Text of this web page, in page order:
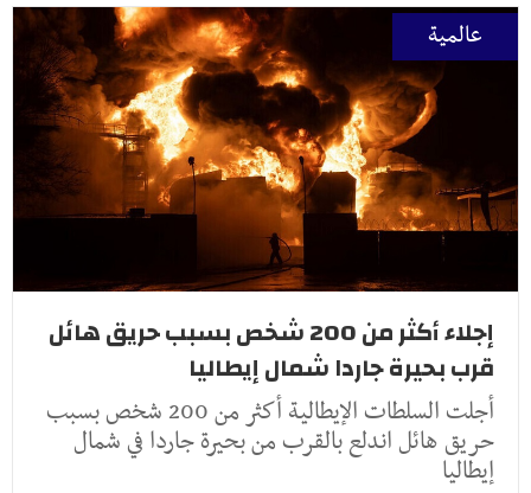
عالمية
إجلاء أكثر من 200 شخص بسبب حريق هائل
قرب بحيرة جاردا شمال إيطاليا
أجلت السلطات الإيطالية أكثر من 200 شخص بسبب
حريق هائل اندلع بالقرب من بحيرة جاردا في شمال
إيطاليا